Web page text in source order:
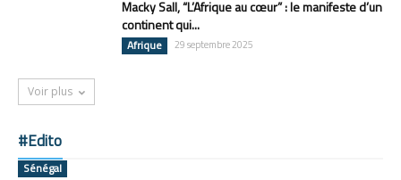
Macky Sall, “L’Afrique au cœur” : le manifeste d’un
continent qui...
Afrique 29 septembre 2025
Voir plus
#Edito
Sénégal